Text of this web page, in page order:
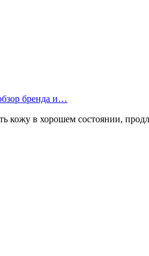
бренда и…
кожу в хорошем состоянии,